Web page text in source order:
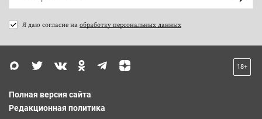
Я даю согласие на обработку персональных данных
18+
Полная версия сайта
Редакционная политика